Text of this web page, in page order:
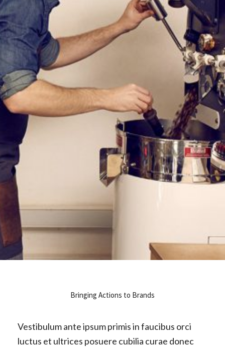
Bringing Actions to Brands
Vestibulum ante ipsum primis in faucibus orci
luctus et ultrices posuere cubilia curae donec